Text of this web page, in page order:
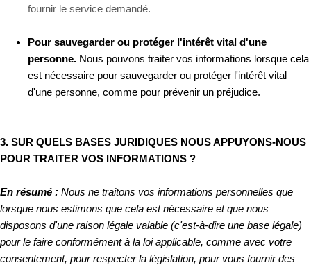
fournir le service demandé.
Pour sauvegarder ou protéger l'intérêt vital d'une
personne. Nous pouvons traiter vos informations lorsque cela
est nécessaire pour sauvegarder ou protéger l'intérêt vital
d'une personne, comme pour prévenir un préjudice.
3. SUR QUELS BASES JURIDIQUES NOUS APPUYONS-NOUS
POUR TRAITER VOS INFORMATIONS ?
En résumé : Nous ne traitons vos informations personnelles que
lorsque nous estimons que cela est nécessaire et que nous
disposons d'une raison légale valable (c'est-à-dire une base légale)
pour le faire conformément à la loi applicable, comme avec votre
consentement, pour respecter la législation, pour vous fournir des